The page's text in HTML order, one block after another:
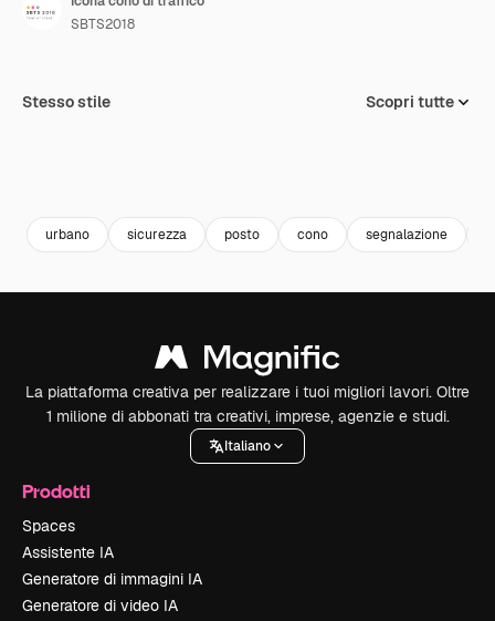
SBTS2018
Stesso stile Scopri tutte
urbano sicurezza posto cono segnalazione
La piattaforma creativa per realizzare i tuoi migliori lavori. Oltre
1 milione di abbonati tra creativi, imprese, agenzie e studi.
Italiano
Prodotti
Spaces
Assistente IA
Generatore di immagini IA
Generatore di video IA